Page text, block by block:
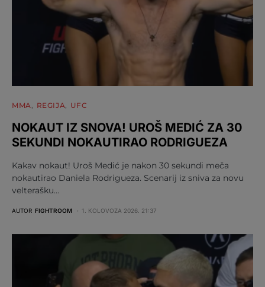
MMA REGIJA UFC
NOKAUT IZ SNOVA! UROŠ MEDIĆ ZA 30
SEKUNDI NOKAUTIRAO RODRIGUEZA
Kakav nokaut! Uroš Medić je nakon 30 sekundi meča
nokautirao Daniela Rodrigueza. Scenarij iz sniva za novu
velterašku…
AUTOR FIGHTROOM 1. KOLOVOZA 2026. 21:37